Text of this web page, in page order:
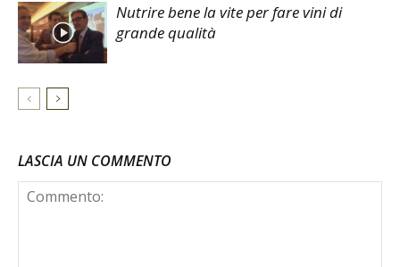
Nutrire bene la vite per fare vini di
grande qualità
LASCIA UN COMMENTO